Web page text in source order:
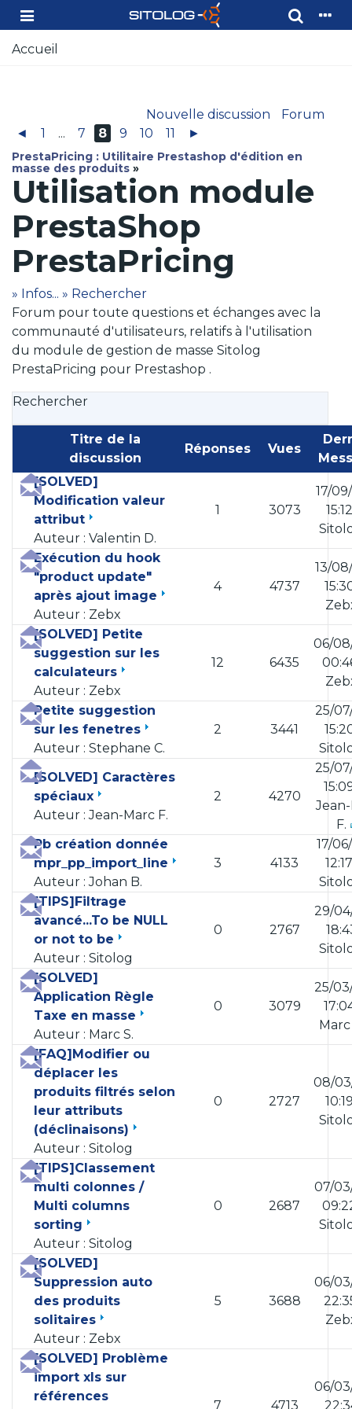
Accueil
Nouvelle discussion
Forum
◄
1 ... 7 8 9 10 11 ►
PrestaPricing : Utilitaire Prestashop d'édition en
masse des produits »
Utilisation module
PrestaShop
PrestaPricing
» Infos... » Rechercher
Forum pour toute questions et échanges avec la
communauté d'utilisateurs, relatifs à l'utilisation
du module de gestion de masse Sitolog
PrestaPricing pour Prestashop .
Rechercher
Titre de la
discussion
Réponses Vues
[SOLVED]
Modification valeur
attribut
Auteur : Valentin D.
1 3073
17/
Exécution du hook
"product update"
après ajout image
Auteur : Zebx
4 4737
13/
[SOLVED] Petite
suggestion sur les
calculateurs
Auteur : Zebx
12 6435
06/
Petite suggestion
sur les fenetres
Auteur : Stephane C.
2 3441
25/
[SOLVED] Caractères
spéciaux
Auteur : Jean-Marc F.
2 4270
25/
F.
Pb création donnée
mpr_pp_import_line
Auteur : Johan B.
3 4133
17/
[TIPS]Filtrage
avancé...To be NULL
or not to be
Auteur : Sitolog
0 2767
29/
[SOLVED]
Application Règle
Taxe en masse
Auteur : Marc S.
0 3079
25/
[FAQ]Modifier ou
déplacer les
produits filtrés selon
leur attributs
(déclinaisons)
Auteur : Sitolog
0 2727
08/
[TIPS]Classement
multi colonnes /
Multi columns
sorting
Auteur : Sitolog
0 2687
07/
[SOLVED]
Suppression auto
des produits
solitaires
Auteur : Zebx
5 3688
06/
[SOLVED] Problème
import xls sur
références
7 4713
06/